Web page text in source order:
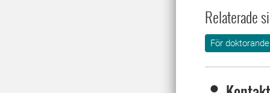
Relaterade
För